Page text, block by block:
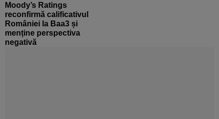
Moody’s Ratings
reconfirmă calificativul
României la Baa3 și
menține perspectiva
negativă